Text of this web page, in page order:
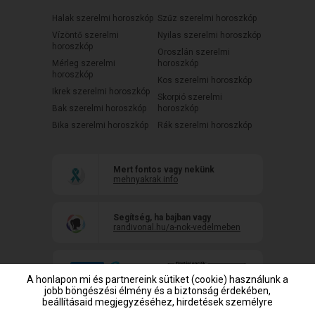
Halak szerelmi horoszkóp
Vízöntő szerelmi
horoszkóp
Mérleg szerelmi
horoszkóp
Ikrek szerelmi horoszkóp
Bak szerelmi horoszkóp
Bika szerelmi horoszkóp
Szűz szerelmi horoszkóp
Nyilas szerelmi horoszkóp
Oroszlán szerelmi
horoszkóp
Kos szerelmi horoszkóp
Skorpió szerelmi
horoszkóp
Rák szerelmi horoszkóp
Mert fontos vagy nekünk
mehnyakrak.info
Segítség, ha bajban vagy
randivonal.hu/a-nok-vedelmeben
A honlapon mi és partnereink sütiket (cookie) használunk a
jobb böngészési élmény és a biztonság érdekében,
beállításaid megjegyzéséhez, hirdetések személyre